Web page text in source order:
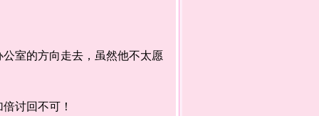
室的方向走去，虽然他不太愿
讨回不可！